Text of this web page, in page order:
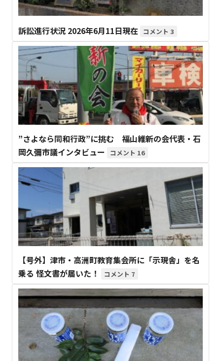
訴訟進行状況 2026年6月11日現在 3
”さよなら同和行政”に挑む 福山維新の会代表・石
岡久彌市議インタビュー
16
【号外】津市・高洲町教育集会所に「示現舎」を名
乗る 怪文書が届いた！
7